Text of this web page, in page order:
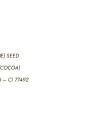
SEED
– CI 77492